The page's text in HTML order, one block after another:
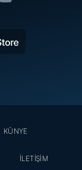
KÜNYE
İLETİŞİM